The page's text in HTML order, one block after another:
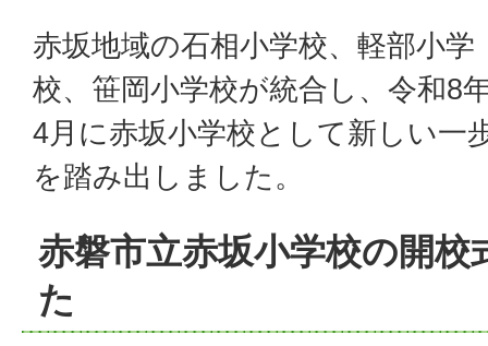
赤坂地域の石相小学校、軽部小学
校、笹岡小学校が統合し、令和8
4月に赤坂小学校として新しい一
を踏み出しました。
赤磐市立赤坂小学校の開校
た